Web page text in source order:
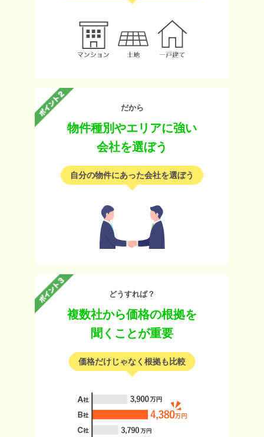
だから
物件種別やエリアに強い
会社を選ぼう
自分の物件にあった会社を選ぼう
どうすれば？
複数社から価格の根拠を
聞くことが重要
価格だけじゃなく根拠も比較